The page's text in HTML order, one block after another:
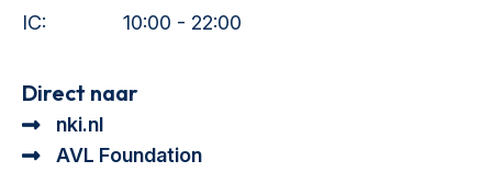
IC:
10:00 - 22:00
Direct naar
nki.nl
AVL Foundation